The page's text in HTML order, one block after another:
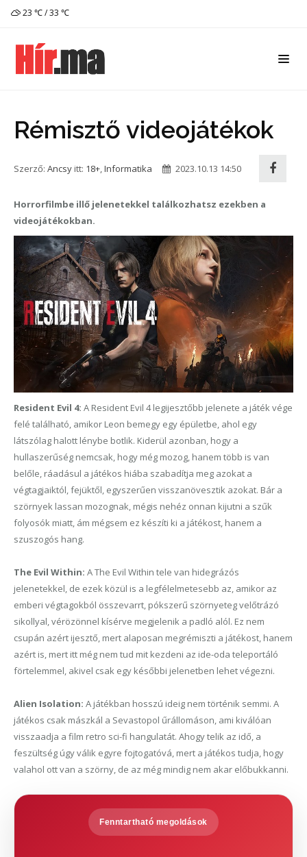
23 ℃ / 33 ℃
Rémisztő videojátékok
Szerző: Ancsy itt: 18+,Informatika 2023.10.13 14:50
Horrorfilmbe illő jelenetekkel találkozhatsz ezekben a
videojátékokban.
Resident Evil 4: A Resident Evil 4 legijesztőbb jelenete a játék vége
felé található, amikor Leon bemegy egy épületbe, ahol egy
látszólag halott lénybe botlik. Kiderül azonban, hogy a
hullaszerűség nemcsak, hogy még mozog, hanem több is van
belőle, ráadásul a játékos hiába szabadítja meg azokat a
végtagjaiktól, fejüktől, egyszerűen visszanövesztik azokat. Bár a
szörnyek lassan mozognak, mégis nehéz onnan kijutni a szűk
folyosók miatt, ám mégsem ez készíti ki a játékost, hanem a
szuszogós hang.
The Evil Within: A The Evil Within tele van hidegrázós
jelenetekkel, de ezek közül is a legfélelmetesebb az, amikor az
emberi végtagokból összevarrt, pókszerű szörnyeteg velőtrázó
sikollyal, vérözönnel kísérve megjelenik a padló alól. Ez nem
csupán azért ijesztő, mert alaposan megrémiszti a játékost, hanem
azért is, mert itt még nem tud mit kezdeni az ide-oda teleportáló
förtelemmel, akivel csak egy későbbi jelenetben lehet végezni.
Alien Isolation: A játékban hosszú ideig nem történik semmi. A
játékos csak mászkál a Sevastopol űrállomáson, ami kiválóan
visszaadja a film retro sci-fi hangulatát. Ahogy telik az idő, a
feszültség úgy válik egyre fojtogatóvá, mert a játékos tudja, hogy
valahol ott van a szörny, de az még mindig nem akar előbukkanni.
Fenntartható megoldások